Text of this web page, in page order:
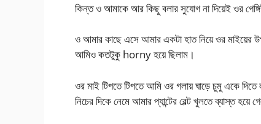
কিন্ত ও আমাকে আর কিছু বলার সুযোগ না দিয়েই ওর
ও আমার কাছে এসে আমার একটা হাত নিয়ে ওর মাইয়ের
আমিও কতটুকু horny হয়ে ছিলাম।
ওর মাই টিপতে টিপতে আমি ওর গলায় ঘাড়ে চুমু একে
নিচের দিকে নেমে আমার প্যান্টের বেল্ট খুলতে ব্যাস্ত হয়ে